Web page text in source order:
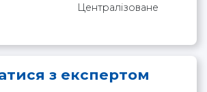
Централізоване
з експертом